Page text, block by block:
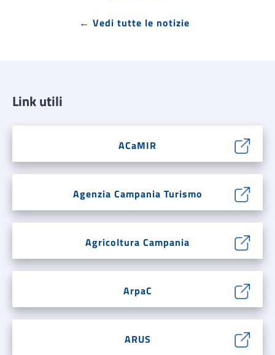
← Vedi tutte le notizie
Link utili
ACaMIR
Agenzia Campania Turismo
Agricoltura Campania
ArpaC
ARUS